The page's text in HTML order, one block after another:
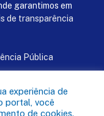
garantimos em
de transparência
Pública
experiência de
portal, você
de cookies.